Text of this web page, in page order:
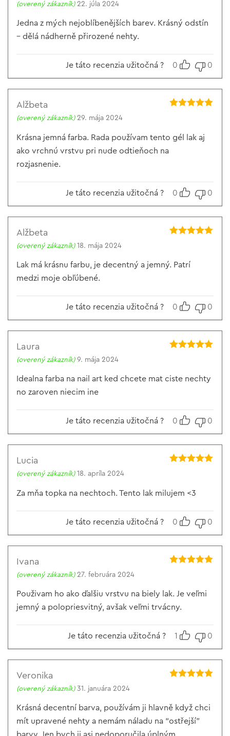
(overený zákazník) 22. júla 2024
Jedna z mých nejoblíbenějších barev. Krásný odstín
– dělá nádherně přirozené nehty.
Je táto recenzia užitočná ? 0 0
Alžbeta
(overený zákazník) 29. mája 2024
Krásna jemná farba. Rada používam tento gél lak aj
ako vrchnú vrstvu pri nude odtieňoch na
rozjasnenie.
Je táto recenzia užitočná ? 0 0
Alžbeta
(overený zákazník) 18. mája 2024
Lak má krásnu farbu, je decentný a jemný. Patrí
medzi moje obľúbené.
Je táto recenzia užitočná ? 0 0
Laura
(overený zákazník) 9. mája 2024
Idealna farba na nail art ked chcete mat ciste nechty
no zaroven niecim ine
Je táto recenzia užitočná ? 0 0
Lucia
(overený zákazník) 18. apríla 2024
Za mňa topka na nechtoch. Tento lak milujem <3
Je táto recenzia užitočná ? 0 0
Ivana
(overený zákazník) 27. februára 2024
Použivam ho ako ďalšiu vrstvu na biely lak. Je veľmi
jemný a polopriesvitný, avšak veľmi trvácny.
Je táto recenzia užitočná ? 1 0
Veronika
(overený zákazník) 31. januára 2024
Krásná decentní barva, používám ji hlavně když chci
mít upravené nehty a nemám náladu na “ostřejší”